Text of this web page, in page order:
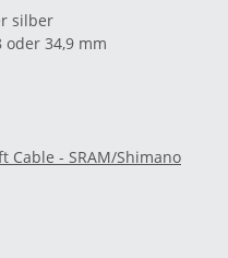
silber
oder 34,9 mm